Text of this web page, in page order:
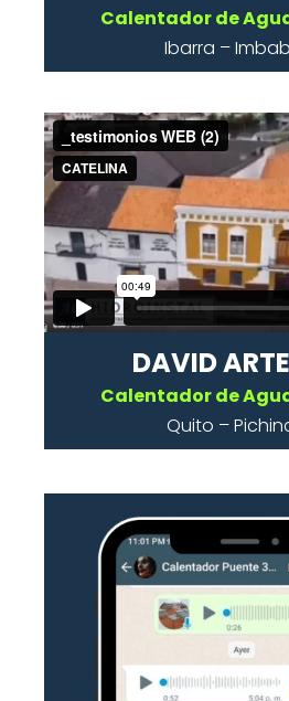
Calentador de
Ibarra –
DAVID
Calentador de
Quito –